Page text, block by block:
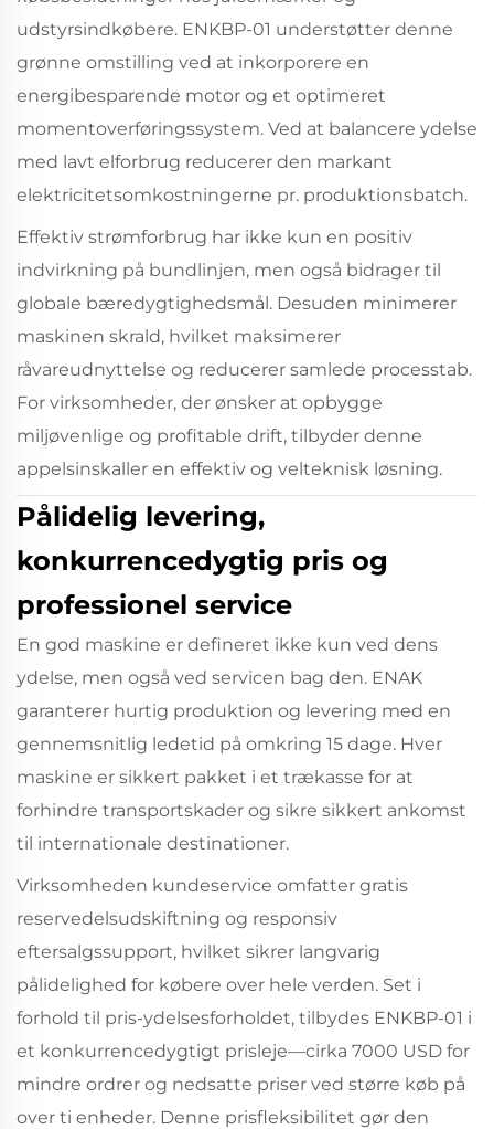
udstyrsindkøbere. ENKBP-01 understøtter denne
grønne omstilling ved at inkorporere en
energibesparende motor og et optimeret
momentoverføringssystem. Ved at balancere ydelse
med lavt elforbrug reducerer den markant
elektricitetsomkostningerne pr. produktionsbatch.
Effektiv strømforbrug har ikke kun en positiv
indvirkning på bundlinjen, men også bidrager til
globale bæredygtighedsmål. Desuden minimerer
maskinen skrald, hvilket maksimerer
råvareudnyttelse og reducerer samlede processtab.
For virksomheder, der ønsker at opbygge
miljøvenlige og profitable drift, tilbyder denne
appelsinskaller en effektiv og velteknisk løsning.
Pålidelig levering,
konkurrencedygtig pris og
professionel service
En god maskine er defineret ikke kun ved dens
ydelse, men også ved servicen bag den. ENAK
garanterer hurtig produktion og levering med en
gennemsnitlig ledetid på omkring 15 dage. Hver
maskine er sikkert pakket i et trækasse for at
forhindre transportskader og sikre sikkert ankomst
til internationale destinationer.
Virksomheden kundeservice omfatter gratis
reservedelsudskiftning og responsiv
eftersalgssupport, hvilket sikrer langvarig
pålidelighed for købere over hele verden. Set i
forhold til pris-ydelsesforholdet, tilbydes ENKBP-01 i
et konkurrencedygtigt prisleje—cirka 7000 USD for
mindre ordrer og nedsatte priser ved større køb på
over ti enheder. Denne prisfleksibilitet gør den